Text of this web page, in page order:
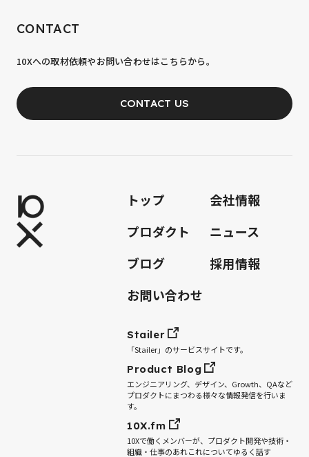
あなたの力が、必要です。
JOIN OUR TEAM
CONTACT
10Xへの取材依頼やお問い合わせはこちらから。
CONTACT US
トップ
会社情報
プロダクト
ニュース
ブログ
採用情報
お問い合わせ
Stailer
「Stailer」のサービスサイトです。
Product Blog
エンジニアリング、デザイン、Growth、QAなど
プロダクトにまつわる様々な情報発信を行いま
す。
10X.fm
10Xで働くメンバーが、プロダクト開発や技術・
組織・仕事のあれこれについてゆるく話す